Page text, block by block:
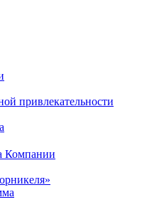
привлекательности
Компании